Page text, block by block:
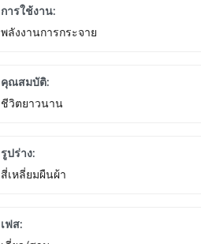
การใช้งาน:
พลังงานการกระจาย
คุณสมบัติ:
ชีวิตยาวนาน
รูปร่าง:
สี่เหลี่ยมผืนผ้า
เฟส: